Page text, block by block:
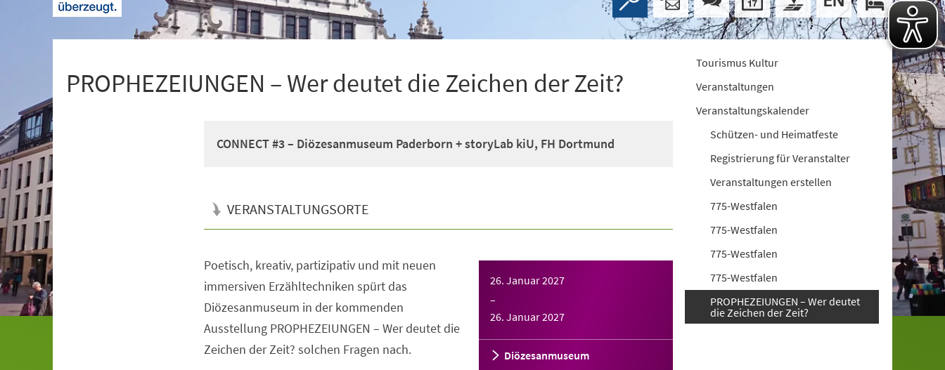
PROPHEZEIUNGEN – Wer deutet die Zeichen der Zeit?
CONNECT #3 – Diözesanmuseum Paderborn + storyLab kiU, FH Dortmund
VERANSTALTUNGSORTE
26. Januar 2027
–
26. Januar 2027
Diözesanmuseum
Poetisch, kreativ, partizipativ und mit neuen
immersiven Erzähltechniken spürt das
Diözesanmuseum in der kommenden
Ausstellung PROPHEZEIUNGEN – Wer deutet die
Zeichen der Zeit? solchen Fragen nach.
Tourismus Kultur
Veranstaltungen
Veranstaltungskalender
Schützen- und Heimatfeste
Registrierung für Veranstalter
Veranstaltungen erstellen
775-Westfalen
775-Westfalen
775-Westfalen
775-Westfalen
PROPHEZEIUNGEN – Wer deutet
die Zeichen der Zeit?